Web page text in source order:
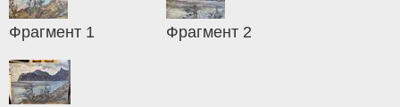
Фрагмент 1 Фрагмент 2